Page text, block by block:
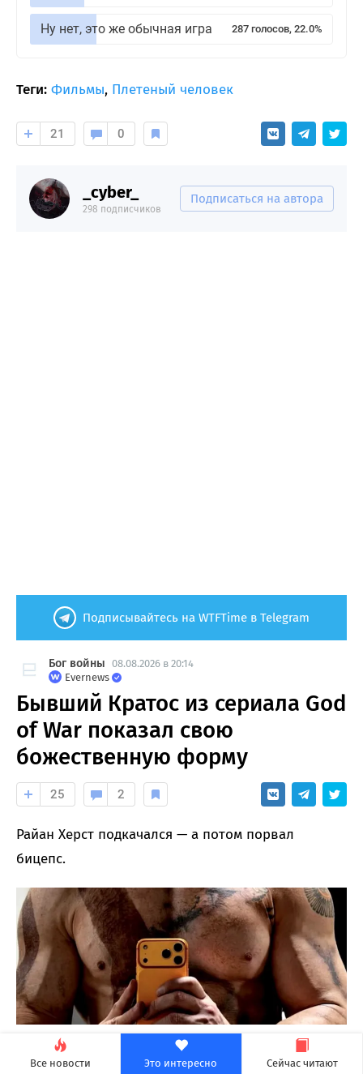
Все новости Это интересно Сейчас читают
Ну нет, это же обычная игра 287 голосов, 22.0%
Теги: Фильмы, Плетеный человек
21 0
_cyber_
298 подписчиков
Подписаться на автора
Подписывайтесь на WTFTime в Telegram
Бог войны 08.08.2026 в 20:14
Evernews
Бывший Кратос из сериала God
of War показал свою
божественную форму
25 2
Райан Херст подкачался — а потом порвал
бицепс.
Актер Райан Херст, игравший Кратоса в сериале